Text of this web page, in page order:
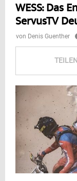
WESS: Das
ServusTV
von Denis Guenther
TEILEN